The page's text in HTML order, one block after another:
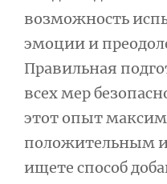
возможность
эмоции и
Правильная
всех мер
этот опыт
положительным
ищете способ